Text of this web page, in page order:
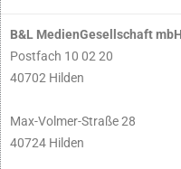
B&L MedienGesellschaft
Postfach 10 02 20
40702 Hilden
Max-Volmer-Straße 28
40724 Hilden